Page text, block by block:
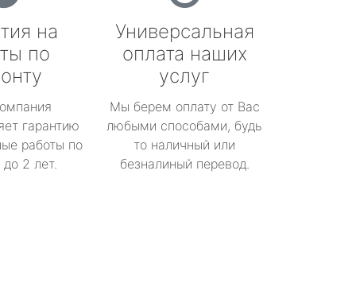
на
по
гарантию
работы по
2 лет.
Универсальная
оплата наших
услуг
Мы берем оплату от Вас
любыми способами, будь
то наличный или
безналиный перевод.